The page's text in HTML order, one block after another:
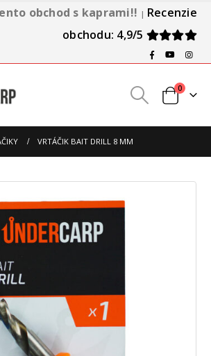
obchod s kaprami!! | Recenzie
obchodu: 4,9/5
0
VRTÁČIK BAIT DRILL 8 MM